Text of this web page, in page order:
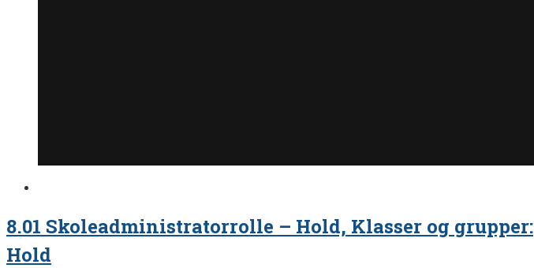
8.01 Skoleadministratorrolle – Hold, Klasser og grupper:
Hold